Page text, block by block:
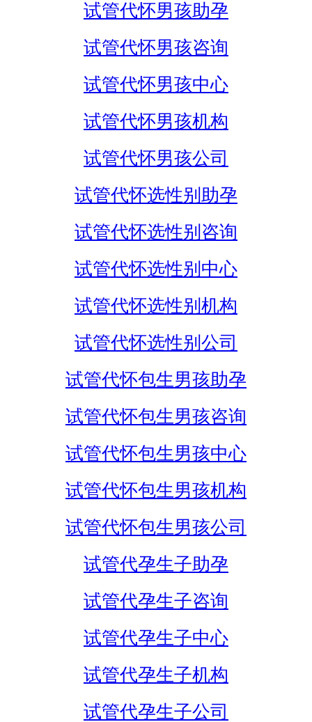
试管代怀男孩助孕
试管代怀男孩咨询
试管代怀男孩中心
试管代怀男孩机构
试管代怀男孩公司
试管代怀选性别助孕
试管代怀选性别咨询
试管代怀选性别中心
试管代怀选性别机构
试管代怀选性别公司
试管代怀包生男孩助孕
试管代怀包生男孩咨询
试管代怀包生男孩中心
试管代怀包生男孩机构
试管代怀包生男孩公司
试管代孕生子助孕
试管代孕生子咨询
试管代孕生子中心
试管代孕生子机构
试管代孕生子公司